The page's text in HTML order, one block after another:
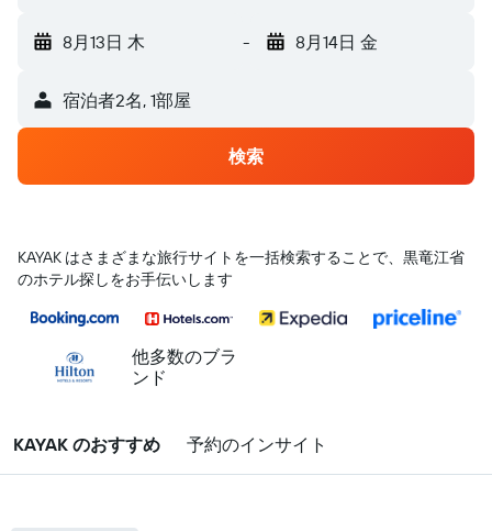
8月13日 木 - 8月14日 金
宿泊者2名, 1​部屋
検索
KAYAK はさまざまな旅行サイトを一括検索することで、黒竜江省
のホテル探しをお手伝いします
他多数のブラ
ンド
KAYAK のおすすめ 予約のインサイト